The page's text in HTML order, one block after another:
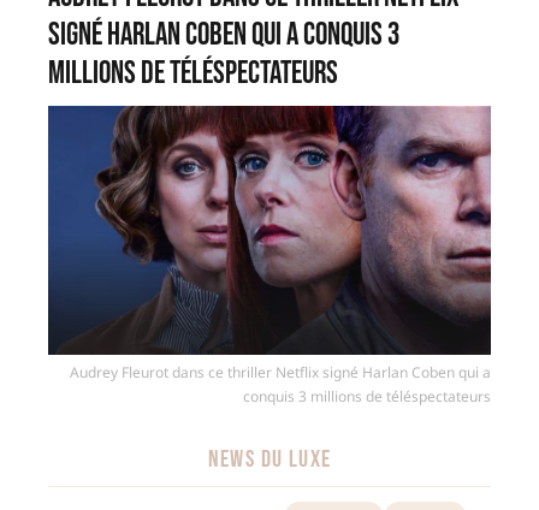
signé Harlan Coben qui a conquis 3
millions de téléspectateurs
Audrey Fleurot dans ce thriller Netflix signé Harlan Coben qui a
conquis 3 millions de téléspectateurs
NEWS DU LUXE